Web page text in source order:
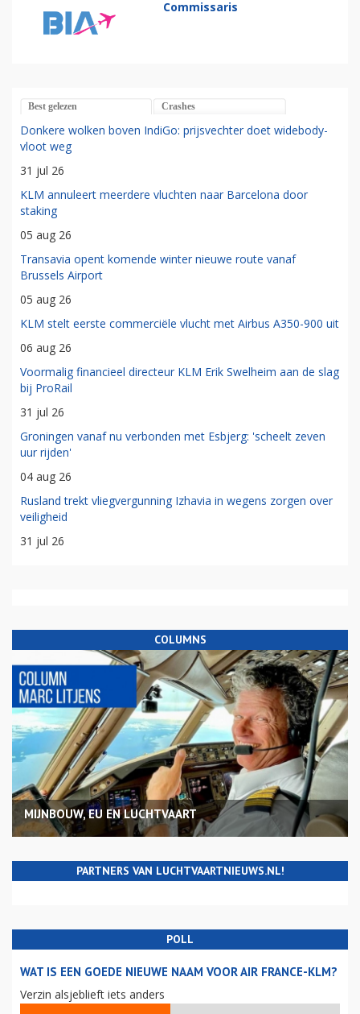
Commissaris
Best gelezen Crashes
Donkere wolken boven IndiGo: prijsvechter doet widebody-
vloot weg
31 jul 26
KLM annuleert meerdere vluchten naar Barcelona door
staking
05 aug 26
Transavia opent komende winter nieuwe route vanaf
Brussels Airport
05 aug 26
KLM stelt eerste commerciële vlucht met Airbus A350-900 uit
06 aug 26
Voormalig financieel directeur KLM Erik Swelheim aan de slag
bij ProRail
31 jul 26
Groningen vanaf nu verbonden met Esbjerg: 'scheelt zeven
uur rijden'
04 aug 26
Rusland trekt vliegvergunning Izhavia in wegens zorgen over
veiligheid
31 jul 26
COLUMNS
MIJNBOUW, EU EN LUCHTVAART
PARTNERS VAN LUCHTVAARTNIEUWS.NL!
POLL
WAT IS EEN GOEDE NIEUWE NAAM VOOR AIR FRANCE-KLM?
Verzin alsjeblieft iets anders